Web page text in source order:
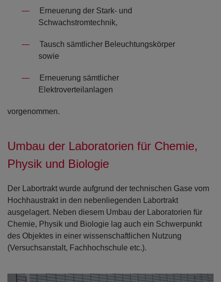
Erneuerung der Stark- und
Schwachstromtechnik,
Tausch sämtlicher Beleuchtungskörper
sowie
Erneuerung sämtlicher
Elektroverteilanlagen
vorgenommen.
Umbau der Laboratorien für Chemie,
Physik und Biologie
Der Labortrakt wurde aufgrund der technischen Gase vom
Hochhaustrakt in den nebenliegenden Labortrakt
ausgelagert. Neben diesem Umbau der Laboratorien für
Chemie, Physik und Biologie lag auch ein Schwerpunkt
des Objektes in einer wissenschaftlichen Nutzung
(Versuchsanstalt, Fachhochschule etc.).